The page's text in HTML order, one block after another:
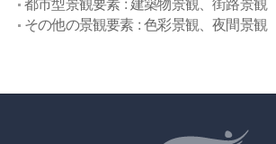
都市型景観要素 : 建築物景観、街路景観
その他の景観要素 : 色彩景観、夜間景観